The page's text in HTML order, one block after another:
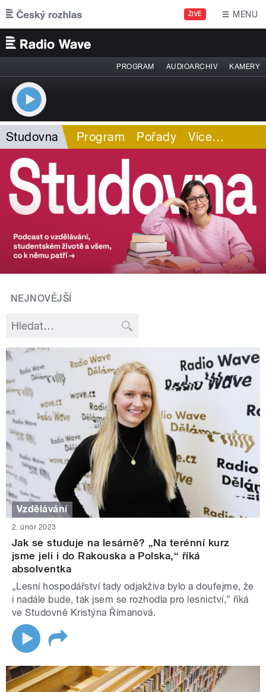
Přejít k hlavnímu obsahu
ŽIVĚ MENU
PROGRAM AUDIOARCHIV KAMERY
Studovna Program Pořady Více…
NEJNOVĚJŠÍ
Vzdělávání
2. únor 2023
Jak se studuje na lesárně? „Na terénní kurz
jsme jeli i do Rakouska a Polska,“ říká
absolventka
„Lesní hospodářství tady odjakživa bylo a doufejme, že
i nadále bude, tak jsem se rozhodla pro lesnictví,” říká
ve Studovně Kristýna Římanová.